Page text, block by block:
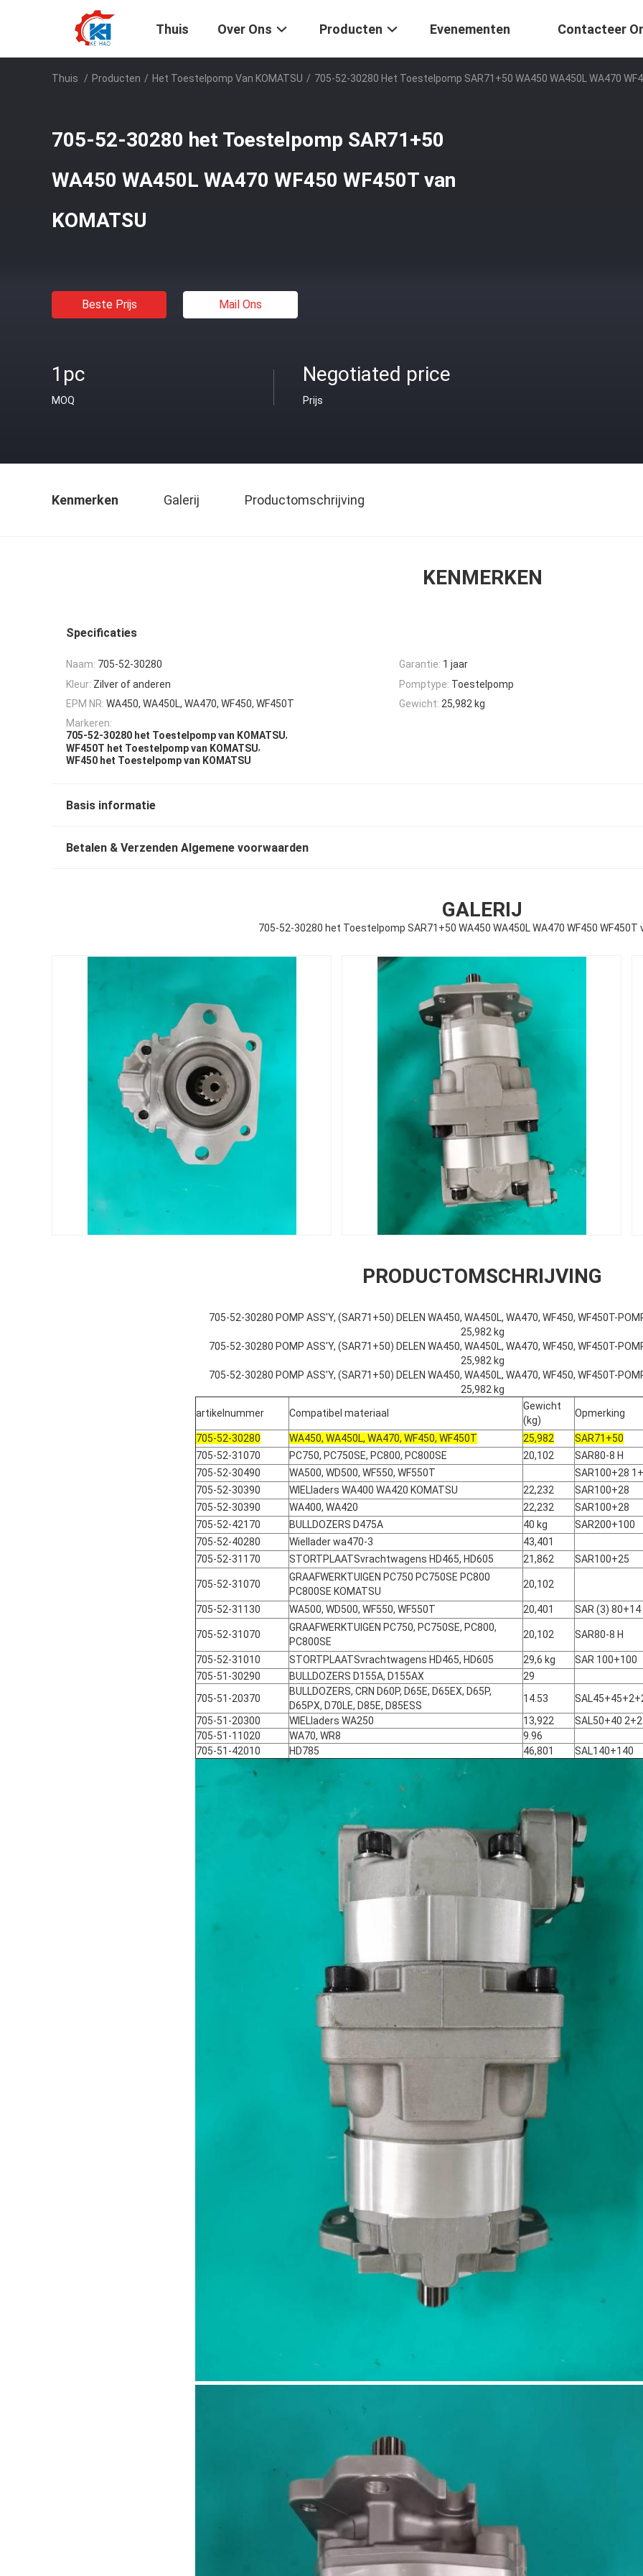
Thuis Over Ons Producten Evenementen Contacteer
Thuis / Producten / Het Toestelpomp Van KOMATSU / 705-52-30280 Het Toestelpomp SAR71+50 WA450 WA450L WA470
705-52-30280 het Toestelpomp SAR71+50
WA450 WA450L WA470 WF450 WF450T van
KOMATSU
Beste Prijs Mail Ons
1pc
MOQ
Negotiated price
Prijs
Kenmerken Galerij Productomschrijving
KENMERKEN
Specificaties
Naam: 705-52-30280 Garantie: 1 jaar
Kleur: Zilver of anderen Pomptype: Toestelpomp
EPM NR: WA450, WA450L, WA470, WF450, WF450T Gewicht: 25,982 kg
Markeren:
705-52-30280 het Toestelpomp van KOMATSU,
WF450T het Toestelpomp van KOMATSU,
WF450 het Toestelpomp van KOMATSU
Basis informatie
Betalen & Verzenden Algemene voorwaarden
GALERIJ
705-52-30280 het Toestelpomp SAR71+50 WA450 WA450L WA470 WF450 WF450T
PRODUCTOMSCHRIJVING
705-52-30280 POMP ASS'Y, (SAR71+50) DELEN WA450, WA450L, WA470, WF450, WF450T-
25,982 kg
705-52-30280 POMP ASS'Y, (SAR71+50) DELEN WA450, WA450L, WA470, WF450, WF450T-
25,982 kg
705-52-30280 POMP ASS'Y, (SAR71+50) DELEN WA450, WA450L, WA470, WF450, WF450T-
25,982 kg
artikelnummer Compatibel materiaal
Gewicht
(kg)
Opmerking
705-52-30280 WA450, WA450L, WA470, WF450, WF450T 25,982
SAR71+50
705-52-31070
PC750, PC750SE, PC800, PC800SE 20,102
SAR80-8 H
705-52-30490
WA500, WD500, WF550, WF550T
SAR100+28
705-52-30390
WIELladers WA400 WA420 KOMATSU 22,232
SAR100+28
705-52-30390
WA400, WA420 22,232
SAR100+28
705-52-42170
BULLDOZERS D475A 40 kg
SAR200+100
705-52-40280
Wiellader wa470-3
43,401
705-52-31170
STORTPLAATSvrachtwagens HD465, HD605 21,862 SAR100+25
705-52-31070
GRAAFWERKTUIGEN PC750 PC750SE PC800
PC800SE KOMATSU
20,102
705-52-31130 WA500, WD500, WF550, WF550T 20,401 SAR (3) 80+14
705-52-31070
GRAAFWERKTUIGEN PC750, PC750SE, PC800,
PC800SE
20,102 SAR80-8 H
705-52-31010 STORTPLAATSvrachtwagens HD465, HD605 29,6 kg
SAR 100+100
705-51-30290
BULLDOZERS D155A, D155AX
29
705-51-20370
BULLDOZERS, CRN D60P, D65E, D65EX, D65P,
D65PX, D70LE, D85E, D85ESS
14.53
705-51-20300
WIELladers WA250 13,922
SAL50+40 2+2
705-51-11020
WA70, WR8
9.96
705-51-42010
HD785 46,801 SAL140+140